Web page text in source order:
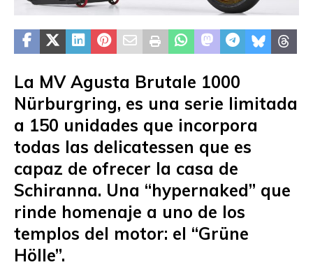
La MV Agusta Brutale 1000
Nürburgring, es una serie limitada
a 150 unidades que incorpora
todas las delicatessen que es
capaz de ofrecer la casa de
Schiranna. Una “hypernaked” que
rinde homenaje a uno de los
templos del motor: el “Grüne
Hölle”.